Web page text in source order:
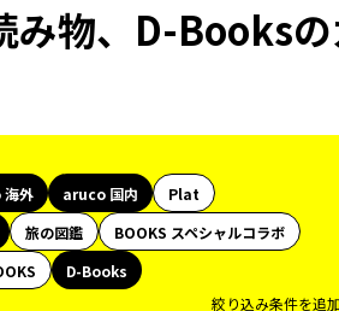
み物、D-Books
外 aruco 国内
Plat
旅の図鑑
BOOKS スペシャルコラボ
D-Books
絞り込み条件を追加